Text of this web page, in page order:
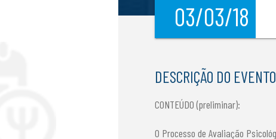
03/03/18
DESCRIÇÃO DO EVENTO
CONTEÚDO (preliminar):
O Processo de Avaliação